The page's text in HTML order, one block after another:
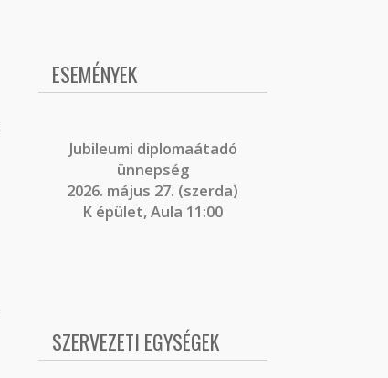
ESEMÉNYEK
Jubileumi diplomaátadó
ünnepség
2026. május 27. (szerda)
K épület, Aula 11:00
SZERVEZETI EGYSÉGEK